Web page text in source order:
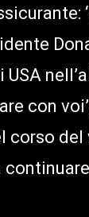
con
corso